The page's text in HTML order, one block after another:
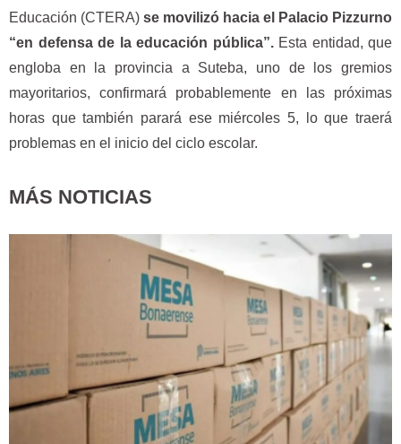
Educación (CTERA) se movilizó hacia el Palacio Pizzurno
“en defensa de la educación pública”. Esta entidad, que
engloba en la provincia a Suteba, uno de los gremios
mayoritarios, confirmará probablemente en las próximas
horas que también parará ese miércoles 5, lo que traerá
problemas en el inicio del ciclo escolar.
MÁS NOTICIAS